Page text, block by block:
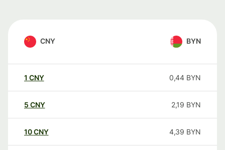
CNY BYN
1 CNY 0,44 BYN
5 CNY 2,19 BYN
10CNY 4,39 BYN